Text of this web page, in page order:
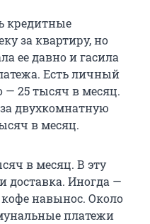
кредитные
за квартиру, но
ее давно и гасила
Есть личный
— 25 тысяч в месяц.
двухкомнатную
в месяц.
в месяц. В эту
доставка. Иногда —
навынос. Около
платежи